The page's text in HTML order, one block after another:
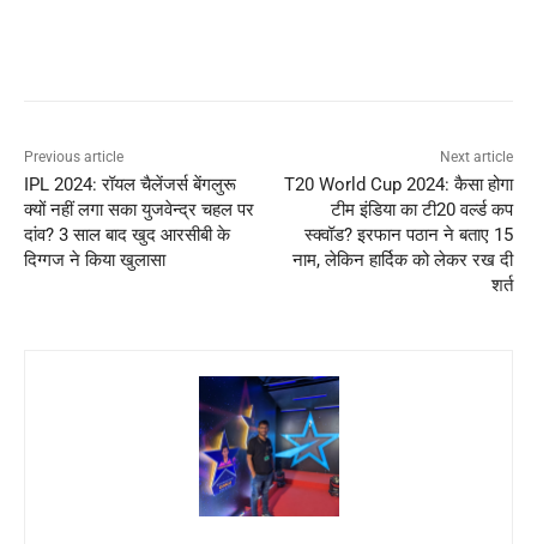
Previous article
IPL 2024: रॉयल चैलेंजर्स बेंगलुरू
क्यों नहीं लगा सका युजवेन्द्र चहल पर
दांव? 3 साल बाद खुद आरसीबी के
दिग्गज ने किया खुलासा
Next article
T20 World Cup 2024: कैसा होगा
टीम इंडिया का टी20 वर्ल्ड कप
स्क्वॉड? इरफान पठान ने बताए 15
नाम, लेकिन हार्दिक को लेकर रख दी
शर्त